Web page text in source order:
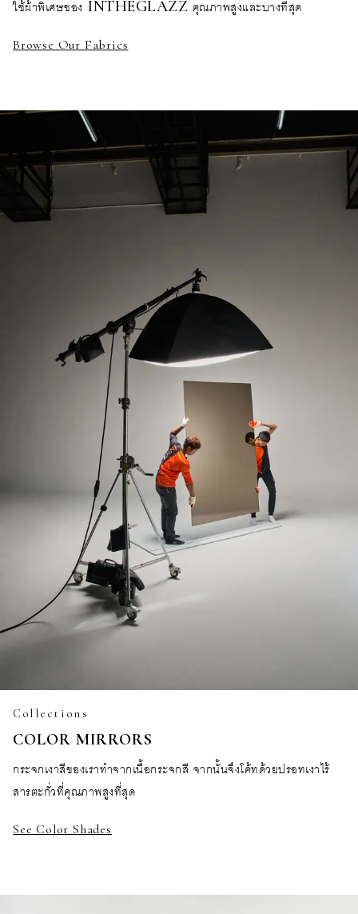
ใช้ผ้าพิเศษของ INTHEGLAZZ คุณภาพสูงและบางที่สุด
Browse Our Fabrics
Collections
COLOR MIRRORS
กระจกเงาสีของเราทำจากเนื้อกระจกสี จากนั้นจึงโค้ทด้วยปรอทเงาไร้
สารตะกั่วที่คุณภาพสูงที่สุด
See Color Shades